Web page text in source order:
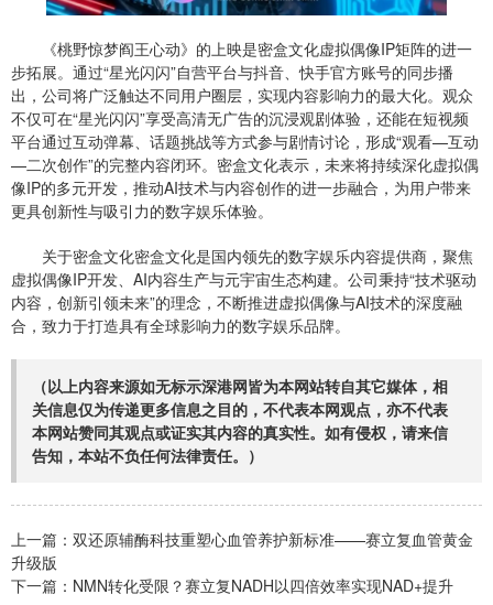
《桃野惊梦阎王心动》的上映是密盒文化虚拟偶像IP矩阵的进一
步拓展。通过“星光闪闪”自营平台与抖音、快手官方账号的同步播
出，公司将广泛触达不同用户圈层，实现内容影响力的最大化。观众
不仅可在“星光闪闪”享受高清无广告的沉浸观剧体验，还能在短视频
平台通过互动弹幕、话题挑战等方式参与剧情讨论，形成“观看—互动
—二次创作”的完整内容闭环。密盒文化表示，未来将持续深化虚拟偶
像IP的多元开发，推动AI技术与内容创作的进一步融合，为用户带来
更具创新性与吸引力的数字娱乐体验。
关于密盒文化密盒文化是国内领先的数字娱乐内容提供商，聚焦
虚拟偶像IP开发、AI内容生产与元宇宙生态构建。公司秉持“技术驱动
内容，创新引领未来”的理念，不断推进虚拟偶像与AI技术的深度融
合，致力于打造具有全球影响力的数字娱乐品牌。
（以上内容来源如无标示深港网皆为本网站转自其它媒体，相
关信息仅为传递更多信息之目的，不代表本网观点，亦不代表
本网站赞同其观点或证实其内容的真实性。如有侵权，请来信
告知，本站不负任何法律责任。）
上一篇： 双还原辅酶科技重塑心血管养护新标准——赛立复血管黄金
升级版
下一篇： NMN转化受限？赛立复NADH以四倍效率实现NAD+提升